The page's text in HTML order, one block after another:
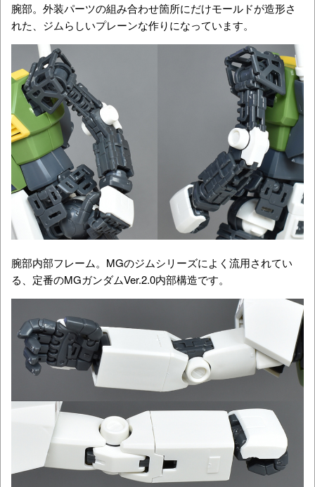
腕部。外装パーツの組み合わせ箇所にだけモールドが造形さ
れた、ジムらしいプレーンな作りになっています。
腕部内部フレーム。MGのジムシリーズによく流用されてい
る、定番のMGガンダムVer.2.0内部構造です。